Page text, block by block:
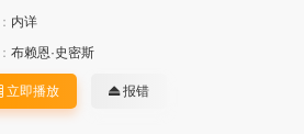
内详
布赖恩·史密斯
立即播放 报错